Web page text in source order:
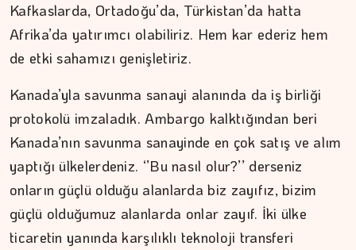
Kafkaslarda, Ortadoğu’da, Türkistan’da hatta
Afrika’da yatırımcı olabiliriz. Hem kar ederiz hem
de etki sahamızı genişletiriz.
Kanada’yla savunma sanayi alanında da iş birliği
protokolü imzaladık. Ambargo kalktığından beri
Kanada’nın savunma sanayinde en çok satış ve alım
yaptığı ülkelerdeniz. ‘’Bu nasıl olur?’’ derseniz
onların güçlü olduğu alanlarda biz zayıfız, bizim
güçlü olduğumuz alanlarda onlar zayıf. İki ülke
ticaretin yanında karşılıklı teknoloji transferi
MEZİN DEDEYİ
194 yıl yaşayacakmışız...…